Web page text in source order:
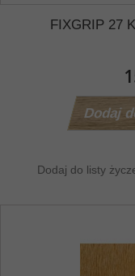
FIXGRIP 27
Dodaj
Dodaj do listy